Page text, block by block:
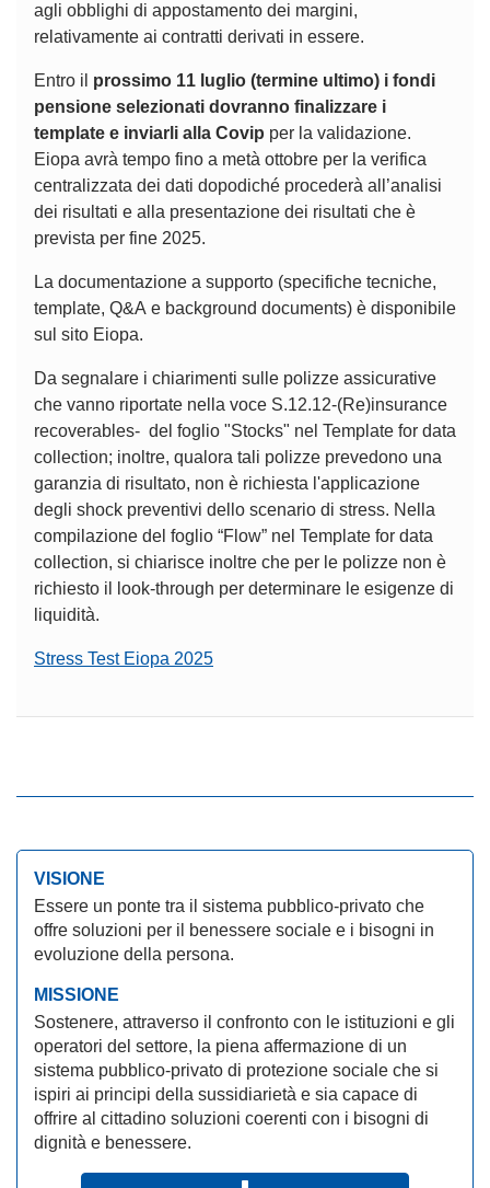
agli obblighi di appostamento dei margini,
relativamente ai contratti derivati in essere.
Entro il prossimo 11 luglio (termine ultimo) i fondi
pensione selezionati dovranno finalizzare i
template e inviarli alla Covip per la validazione.
Eiopa avrà tempo fino a metà ottobre per la verifica
centralizzata dei dati dopodiché procederà all’analisi
dei risultati e alla presentazione dei risultati che è
prevista per fine 2025.
La documentazione a supporto (specifiche tecniche,
template, Q&A e background documents) è disponibile
sul sito Eiopa.
Da segnalare i chiarimenti sulle polizze assicurative
che vanno riportate nella voce S.12.12-(Re)insurance
recoverables- del foglio "Stocks" nel Template for data
collection; inoltre, qualora tali polizze prevedono una
garanzia di risultato, non è richiesta l'applicazione
degli shock preventivi dello scenario di stress. Nella
compilazione del foglio “Flow” nel Template for data
collection, si chiarisce inoltre che per le polizze non è
richiesto il look-through per determinare le esigenze di
liquidità.
Stress Test Eiopa 2025
VISIONE
Essere un ponte tra il sistema pubblico-privato che
offre soluzioni per il benessere sociale e i bisogni in
evoluzione della persona.
MISSIONE
Sostenere, attraverso il confronto con le istituzioni e gli
operatori del settore, la piena affermazione di un
sistema pubblico-privato di protezione sociale che si
ispiri ai principi della sussidiarietà e sia capace di
offrire al cittadino soluzioni coerenti con i bisogni di
dignità e benessere.